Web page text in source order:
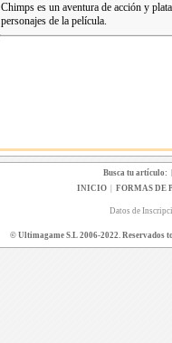
Chimps es un aventura de acción y
personajes de la película.
Busca tu artículo:
INICIO| FORMAS DE
Datos de
© Ultimagame S.L 2006-2022. Reservados